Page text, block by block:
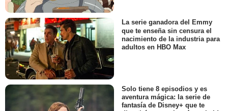
La serie ganadora del Emmy
que te enseña sin censura el
nacimiento de la industria para
adultos en HBO Max
Solo tiene 8 episodios y es
aventura mágica: la serie de
fantasía de Disney+ que te